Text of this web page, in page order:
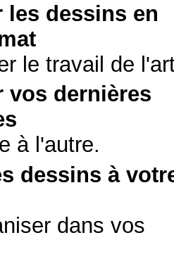
les dessins en
le travail de
vos dernières
à l'autre.
dessins à
dans vos